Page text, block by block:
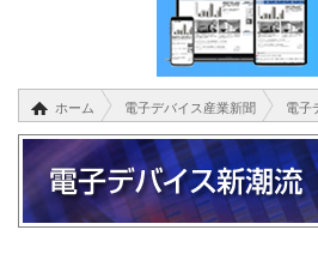
ホーム 電子デバイス産業新聞 電子